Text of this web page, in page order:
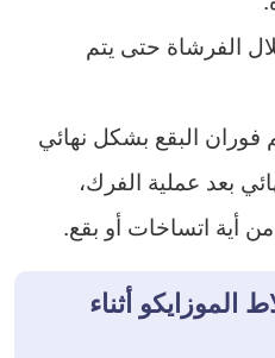
الفرشاة حتى يتم
البقع بشكل نهائي
بعد عملية الفرك،
أية اتساخات أو بقع.
الموزايكو أثناء